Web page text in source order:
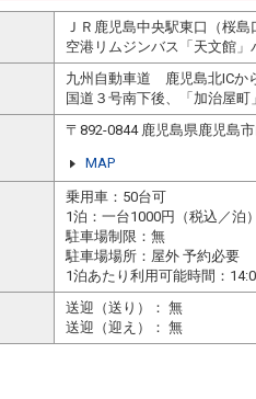
ＪＲ鹿児島中央駅東口（桜島
空港リムジンバス「天文館」
九州自動車道 鹿児島北ICか
国道３号南下後、「加治屋町
〒892-0844 鹿児島県鹿児島
MAP
乗用車：50台可
1泊：一台1000円（税込／泊）
駐車場制限：無
駐車場場所：屋外 予約必要
1泊あたり利用可能時間：
送迎（送り）： 無
送迎（迎え）： 無